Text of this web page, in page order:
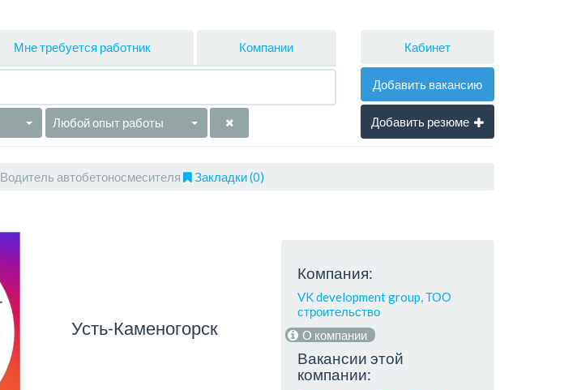
Мне требуется работник Компании
Любой опыт работы
Кабинет
Добавить вакансию
Добавить резюме
Водитель автобетоносмесителя Закладки (0)
Усть-Каменогорск
Компания:
VK development group, ТОО
строительство
О компании
Вакансии этой
компании: